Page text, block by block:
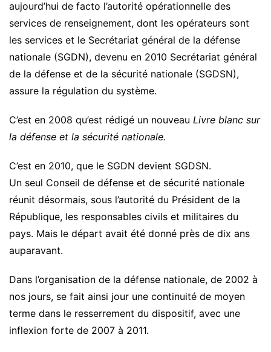
aujourd’hui de facto l’autorité opérationnelle des
services de renseignement, dont les opérateurs sont
les services et le Secrétariat général de la défense
nationale (SGDN), devenu en 2010 Secrétariat général
de la défense et de la sécurité nationale (SGDSN),
assure la régulation du système.
C’est en 2008 qu’est rédigé un nouveau Livre blanc sur
la défense et la sécurité nationale.
C’est en 2010, que le SGDN devient SGDSN.
Un seul Conseil de défense et de sécurité nationale
réunit désormais, sous l’autorité du Président de la
République, les responsables civils et militaires du
pays. Mais le départ avait été donné près de dix ans
auparavant.
Dans l’organisation de la défense nationale, de 2002 à
nos jours, se fait ainsi jour une continuité de moyen
terme dans le resserrement du dispositif, avec une
inflexion forte de 2007 à 2011.